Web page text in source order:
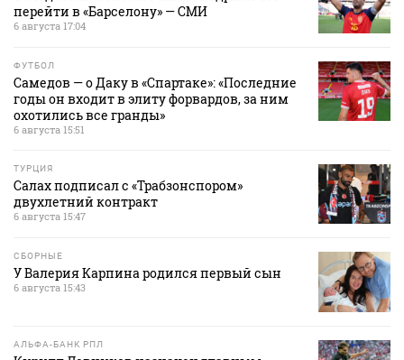
перейти в «Барселону» — СМИ
6 августа 17:04
ФУТБОЛ
Самедов — о Даку в «Спартаке»: «Последние
годы он входит в элиту форвардов, за ним
охотились все гранды»
6 августа 15:51
ТУРЦИЯ
Салах подписал с «Трабзонспором»
двухлетний контракт
6 августа 15:47
СБОРНЫЕ
У Валерия Карпина родился первый сын
6 августа 15:43
АЛЬФА-БАНК РПЛ